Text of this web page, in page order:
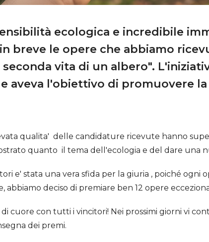
ecologica e incredibile
breve le opere che abbiamo
vita di un albero".
aveva l'obiettivo di promuovere
qualita' delle candidature ricevute hanno
quanto il tema dell'ecologia e del dare una
e' stata una vera sfida per la giuria , poiché ogni
abbiamo deciso di premiare ben 12 opere
cuore con tutti i vincitori! Nei prossimi giorni vi
dei premi.